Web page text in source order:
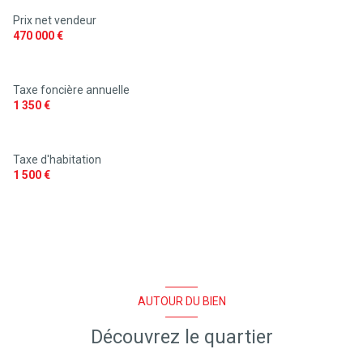
Prix net vendeur
470 000 €
Taxe foncière annuelle
1 350 €
Taxe d'habitation
1 500 €
AUTOUR DU BIEN
Découvrez le quartier